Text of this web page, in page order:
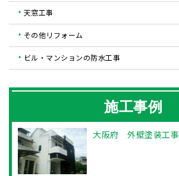
天窓工事
その他リフォーム
ビル・マンションの防水工事
施工事例
大阪府 外壁塗装工事